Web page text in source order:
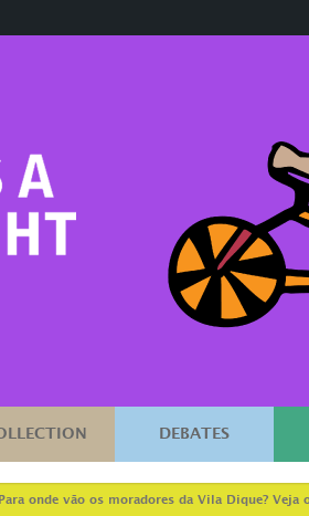
DEBATES
onde vão os moradores da Vila Dique? Veja